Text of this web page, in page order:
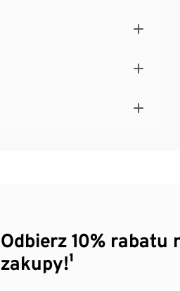
Odbierz 10% rabatu
zakupy!¹